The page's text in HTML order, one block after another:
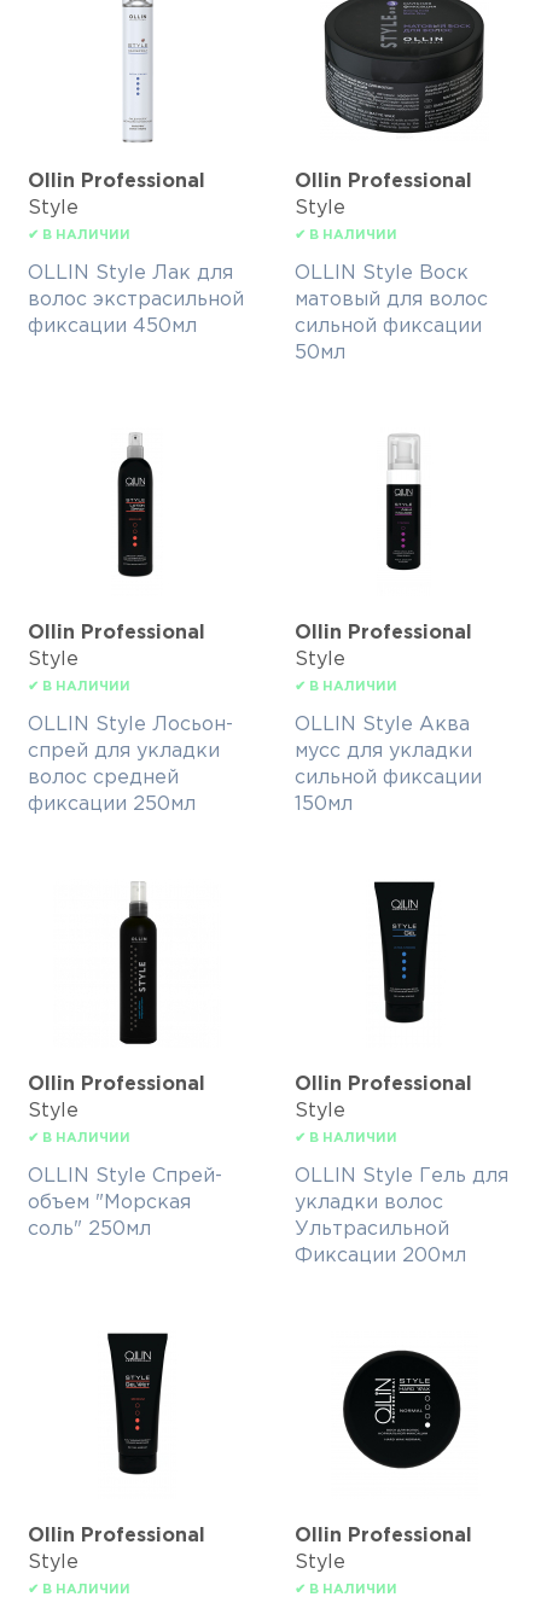
Ollin Professional
Style
✔ В НАЛИЧИИ
OLLIN Style Лак для
волос экстрасильной
фиксации 450мл
Ollin Professional
Style
✔ В НАЛИЧИИ
OLLIN Style Воск
матовый для волос
сильной фиксации
50мл
Ollin Professional
Style
✔ В НАЛИЧИИ
OLLIN Style Лосьон-
спрей для укладки
волос средней
фиксации 250мл
Ollin Professional
Style
✔ В НАЛИЧИИ
OLLIN Style Аква
мусс для укладки
сильной фиксации
150мл
Ollin Professional
Style
✔ В НАЛИЧИИ
OLLIN Style Спрей-
объем "Морская
соль" 250мл
Ollin Professional
Style
✔ В НАЛИЧИИ
OLLIN Style Гель для
укладки волос
Ультрасильной
Фиксации 200мл
Ollin Professional
Style
✔ В НАЛИЧИИ
Ollin Professional
Style
✔ В НАЛИЧИИ